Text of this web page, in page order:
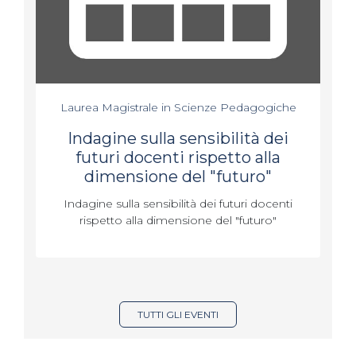
Laurea Magistrale in Scienze Pedagogiche
Indagine sulla sensibilità dei
futuri docenti rispetto alla
dimensione del "futuro"
Indagine sulla sensibilità dei futuri docenti
rispetto alla dimensione del "futuro"
TUTTI GLI EVENTI